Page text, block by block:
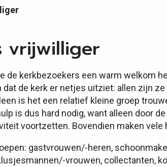
vrijwilliger
de kerkbezoekers een warm welkom
de kerk er netjes uitziet: allen zijn ze
is het een relatief kleine groep
is dus hard nodig, want alleen door
voortzetten. Bovendien maken vele
gastvrouwen/-heren,
vrouwen, collectanten,